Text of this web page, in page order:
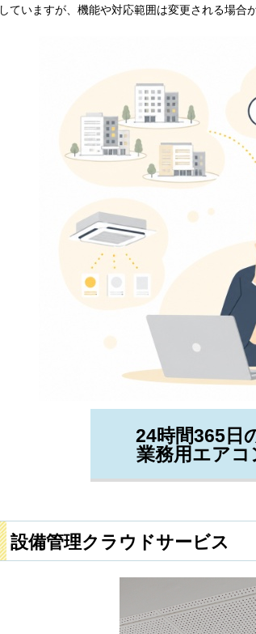
していますが、機能や対応範囲は変更される場合
24時間365日
業務用エア
設備管理クラウドサービス